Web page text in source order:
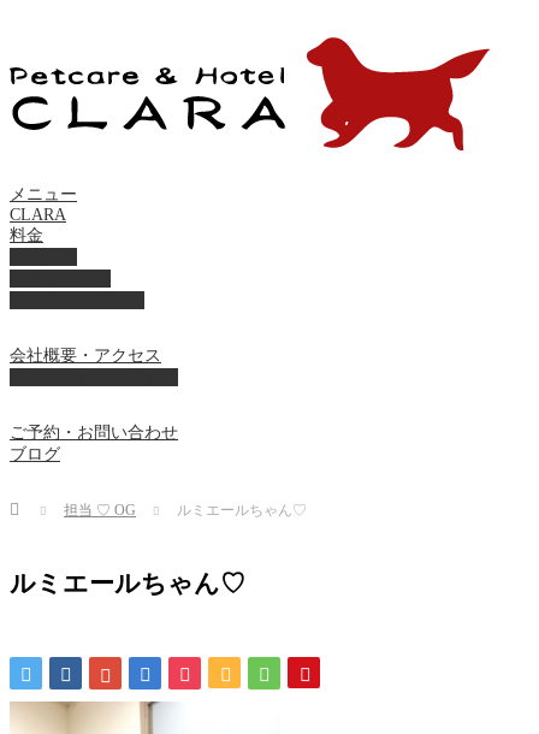
メニュー
CLARA
料金
会社概要・アクセス
ご予約・お問い合わせ
ブログ
Home 担当 ♡ OG ルミエールちゃん♡
ルミエールちゃん♡